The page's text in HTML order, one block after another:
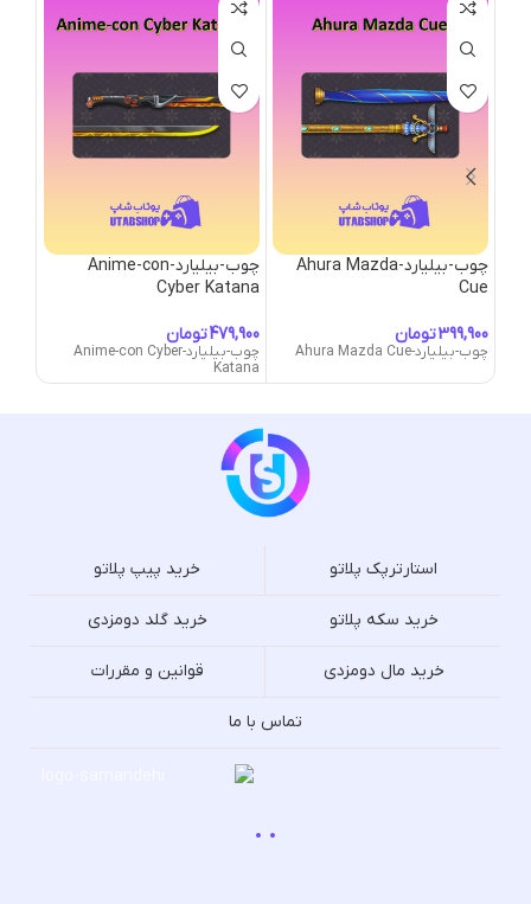
چوب-بیلیارد-Ahura Mazda
Cue
تومان
چوب-بیلیارد-Ahura Mazda Cue
چوب-بیلیارد-Anime-con
Cyber Katana
تومان
چوب-بیلیارد-Anime-con Cyber
Katana
استارترپک پلاتو خرید پیپ پلاتو
خرید سکه پلاتو خرید گلد دومزدی
خرید مال دومزدی قوانین و مقررات
تماس با ما